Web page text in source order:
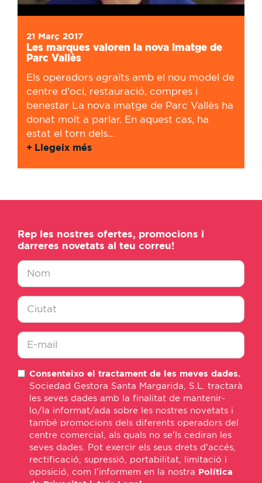
21 Març 2017
Les marques valoren la nova imatge de
Parc Vallès
Els operadors agraïts amb el nou model de
centre d'oci, restauració, compres i
benestar La nova imatge de Parc Vallès ha
donat molt a parlar. En aquest cas, ha
estat el torn dels...
Llegeix més
Rep les nostres ofertes, promocions i
darreres novetats al teu correu!
Nombre
Ciudad
mail
Consenteixo el tractament de les meves dades.
Sociedad Gestora Santa Margarida, S.L. tractarà
les seves dades amb la finalitat de mantenir-
lo/la informat/ada sobre les nostres novetats i
també promocions dels diferents operadors del
centre comercial, als quals no se'ls cediran les
seves dades. Pot exercir els seus drets d'accés,
rectificació, supressió, portabilitat, limitació i
oposició, com l'informem en la nostra Política